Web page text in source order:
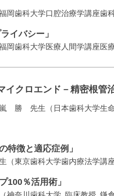
歯科大学口腔治療学講座歯
イバシー」
歯科大学医療人間学講座医
イクロエンド－精密根管
勝 先生（日本歯科大学生
特徴と適応症例」
東京歯科大学歯内療法学講
100％活用術」